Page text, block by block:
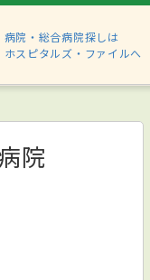
病院・総合病院探しは
ホスピタルズ・ファイルへ
院